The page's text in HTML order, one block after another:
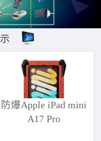
防爆Apple iPad mini
A17 Pro